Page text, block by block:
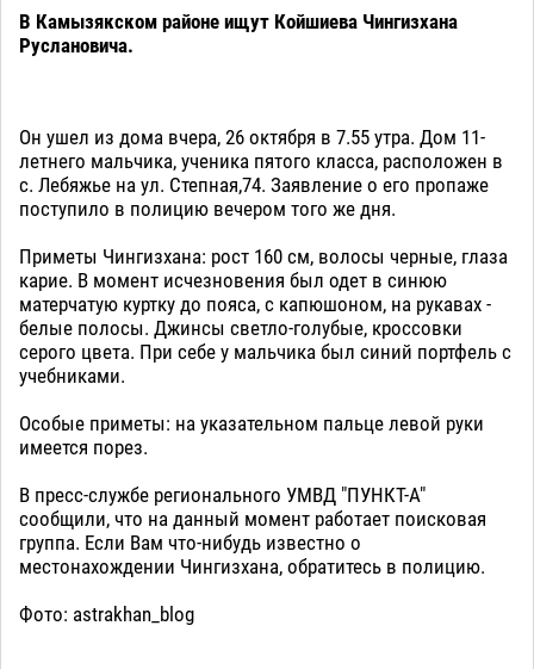
В Камызякском районе ищут Койшиева Чингизхана
Руслановича.
Он ушел из дома вчера, 26 октября в 7.55 утра. Дом 11-
летнего мальчика, ученика пятого класса, расположен в
с. Лебяжье на ул. Степная,74. Заявление о его пропаже
поступило в полицию вечером того же дня.
Приметы Чингизхана: рост 160 см, волосы черные, глаза
карие. В момент исчезновения был одет в синюю
матерчатую куртку до пояса, с капюшоном, на рукавах -
белые полосы. Джинсы светло-голубые, кроссовки
серого цвета. При себе у мальчика был синий портфель с
учебниками.
Особые приметы: на указательном пальце левой руки
имеется порез.
В пресс-службе регионального УМВД "ПУНКТ-А"
сообщили, что на данный момент работает поисковая
группа. Если Вам что-нибудь известно о
местонахождении Чингизхана, обратитесь в полицию.
Фото: astrakhan_blog